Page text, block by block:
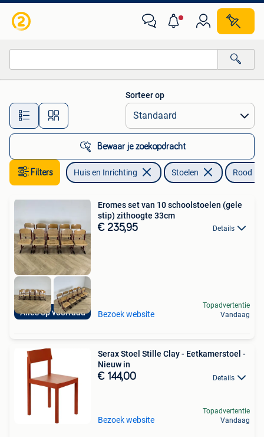
Alle afstanden…
Sorteer op
Bewaar je zoekopdracht
Filters Huis en Inrichting Stoelen Rood
Alles op voorraad
Eromes set van 10 schoolstoelen (gele
stip) zithoogte 33cm
€ 235,95 Details
Bezoek website
Topadvertentie
Vandaag
Serax Stoel Stille Clay - Eetkamerstoel -
Nieuw in
€ 144,00 Details
Bezoek website
Topadvertentie
Vandaag